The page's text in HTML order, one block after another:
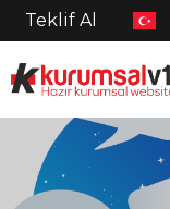
Teklif Al